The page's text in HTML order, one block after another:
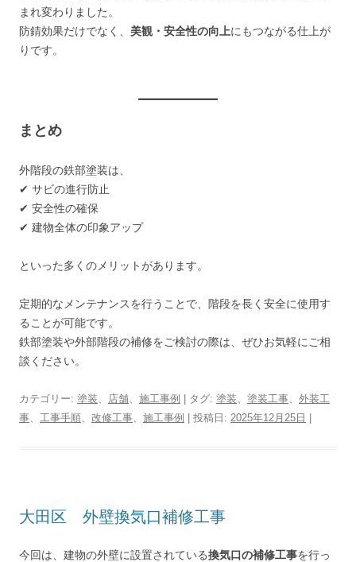
まれ変わりました。
防錆効果だけでなく、 美観・安全性の向上にもつながる仕上が
りです。
まとめ
外階段の鉄部塗装は、
✔ サビの進行防止
✔ 安全性の確保
✔ 建物全体の印象アップ
といった多くのメリットがあります。
定期的なメンテナンスを行うことで、階段を長く安全に使用す
ることが可能です。
鉄部塗装や外部階段の補修をご検討の際は、ぜひお気軽にご相
談ください。
カテゴリー: 塗装 店舗 施工事例 | タグ: 塗装 塗装工事
外装工
事
工事手順 改修工事 施工事例 | 投稿日: 2025年12月25日
大田区 外壁換気口補修工事
今回は、建物の外壁に設置されている換気口の補修工事を行っ